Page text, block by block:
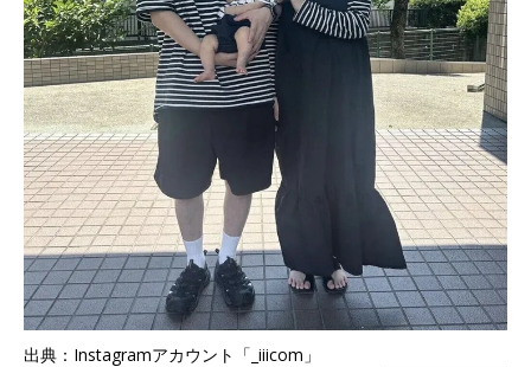
出典：Instagramアカウント「_iiicom」